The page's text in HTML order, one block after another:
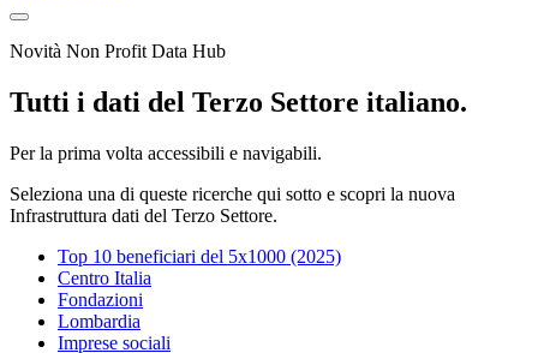
Novità Non Profit Data Hub
Tutti i dati del Terzo Settore italiano.
Per la prima volta accessibili e navigabili.
Seleziona una di queste ricerche qui sotto e scopri la nuova
Infrastruttura dati del Terzo Settore.
Top 10 beneficiari del 5x1000 (2025)
Centro Italia
Fondazioni
Lombardia
Imprese sociali